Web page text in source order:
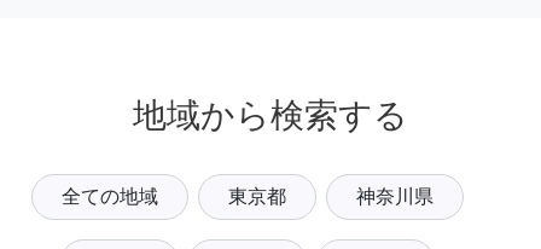
地域から検索する
全ての地域 東京都 神奈川県